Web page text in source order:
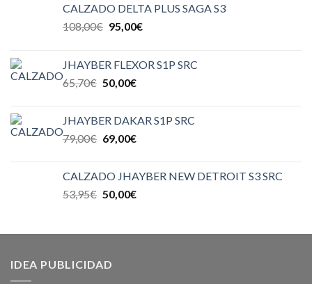
CALZADO DELTA PLUS SAGA S3
108,00€ 95,00€
JHAYBER FLEXOR S1P SRC
65,70€ 50,00€
JHAYBER DAKAR S1P SRC
79,00€ 69,00€
CALZADO JHAYBER NEW DETROIT S3 SRC
53,95€ 50,00€
IDEA PUBLICIDAD